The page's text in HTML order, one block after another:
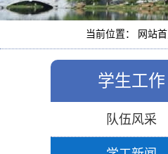
当前位置： 网站
学生工作
队伍风采